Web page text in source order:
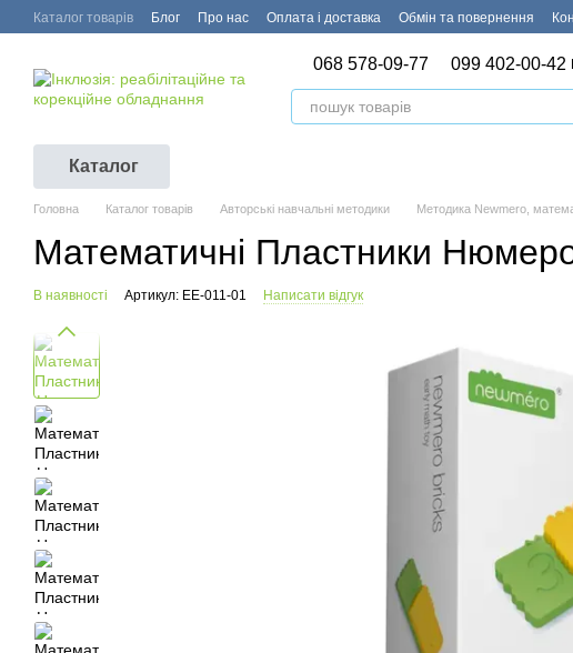
Перейти до основного контенту
Каталог товарів Блог Про нас Оплата і доставка Обмін та повернення
068 578-09-77 099 402-00-42
Каталог
Головна Каталог товарів Авторські навчальні методики Методика Newmero,
Математичні Пластники
В наявності Артикул: EE-011-01 Написати відгук